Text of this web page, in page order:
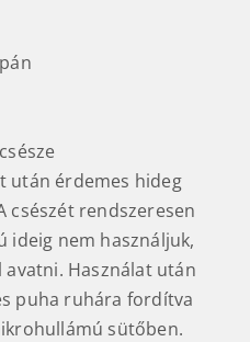
után érdemes hideg
csészét rendszeresen
ideig nem használjuk,
Használat után
puha ruhára fordítva
sütőben.